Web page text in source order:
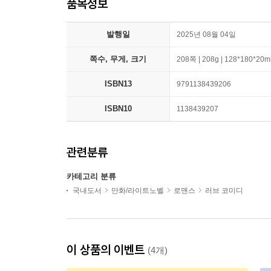
품목정보
발행일 2025년 08월 04일
쪽수, 무게, 크기 208쪽 | 208g |
ISBN13 9791138439206
ISBN10 1138439207
관련분류
카테고리 분류
국내도서 만화/라이트노벨 로맨스 러브 코미디
이 상품의 이벤트 (4개)